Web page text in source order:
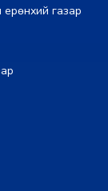
ерөнхий газар